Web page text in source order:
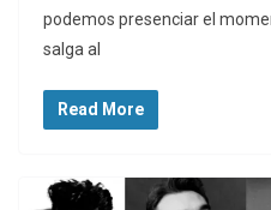
podemos presenciar el
salga al
Read More